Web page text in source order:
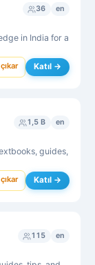
36 en
in India for a
Katıl →
1,5 B en
guides,
Katıl →
115 en